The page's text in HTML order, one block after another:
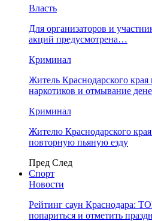
Власть
Для организаторов и
акций предусмотрена…
Криминал
Житель Краснодарского края
наркотиков и отмывание
Криминал
Жителю Краснодарского
повторную пьяную езду
Пред След
Спорт
Новости
Рейтинг саун Краснодара:
попариться и отметить